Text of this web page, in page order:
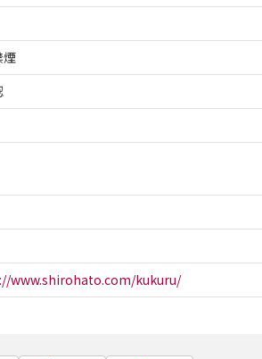
煙
www.shirohato.com/kukuru/